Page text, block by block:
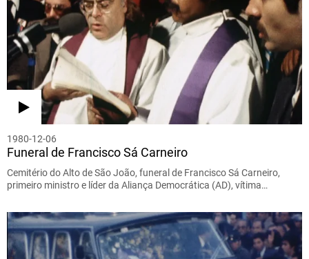
1980-12-06
Funeral de Francisco Sá Carneiro
Cemitério do Alto de São João, funeral de Francisco Sá Carneiro,
primeiro ministro e líder da Aliança Democrática (AD), vítima…